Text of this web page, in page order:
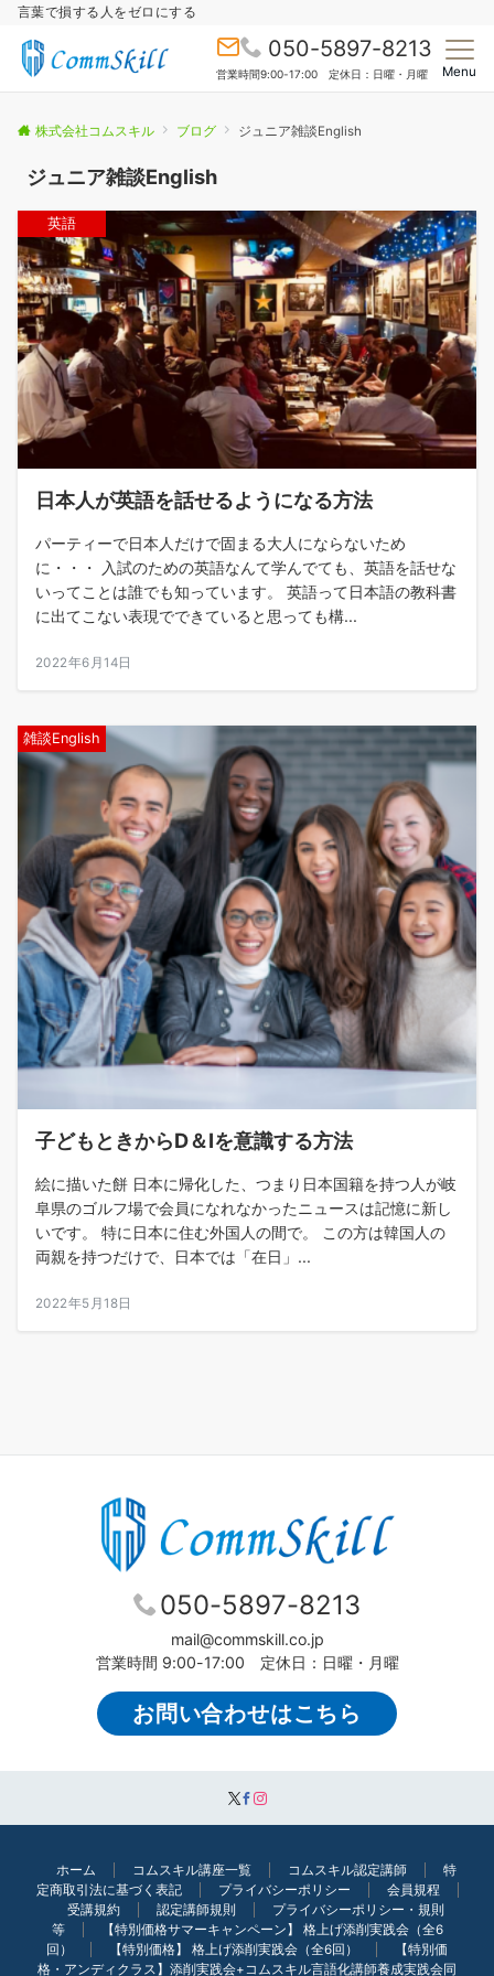
言葉で損する人をゼロにする
050-5897-8213
営業時間9:00-17:00 定休日：日曜・月曜 Menu
株式会社コムスキル ブログ ジュニア雑談English
ジュニア雑談English
英語
日本人が英語を話せるようになる方法
パーティーで日本人だけで固まる大人にならないため
に・・・ 入試のための英語なんて学んでても、英語を話せな
いってことは誰でも知っています。 英語って日本語の教科書
に出てこない表現でできていると思っても構...
2022年6月14日
雑談English
子どもときからD＆Iを意識する方法
絵に描いた餅 日本に帰化した、つまり日本国籍を持つ人が岐
阜県のゴルフ場で会員になれなかったニュースは記憶に新し
いです。 特に日本に住む外国人の間で。 この方は韓国人の
両親を持つだけで、日本では「在日」...
2022年5月18日
050-5897-8213
mail@commskill.co.jp
営業時間 9:00-17:00 定休日：日曜・月曜
お問い合わせはこちら
ホーム コムスキル講座一覧 コムスキル認定講師
特
定商取引法に基づく表記
プライバシーポリシー
会員規程
受講規約
認定講師規則
プライバシーポリシー・規則
等
【特別価格サマーキャンペーン】 格上げ添削実践会（全6
回）
【特別価格】 格上げ添削実践会（全6回）
【特別価
格・アンディクラス】添削実践会+コムスキル言語化講師養成実践会同